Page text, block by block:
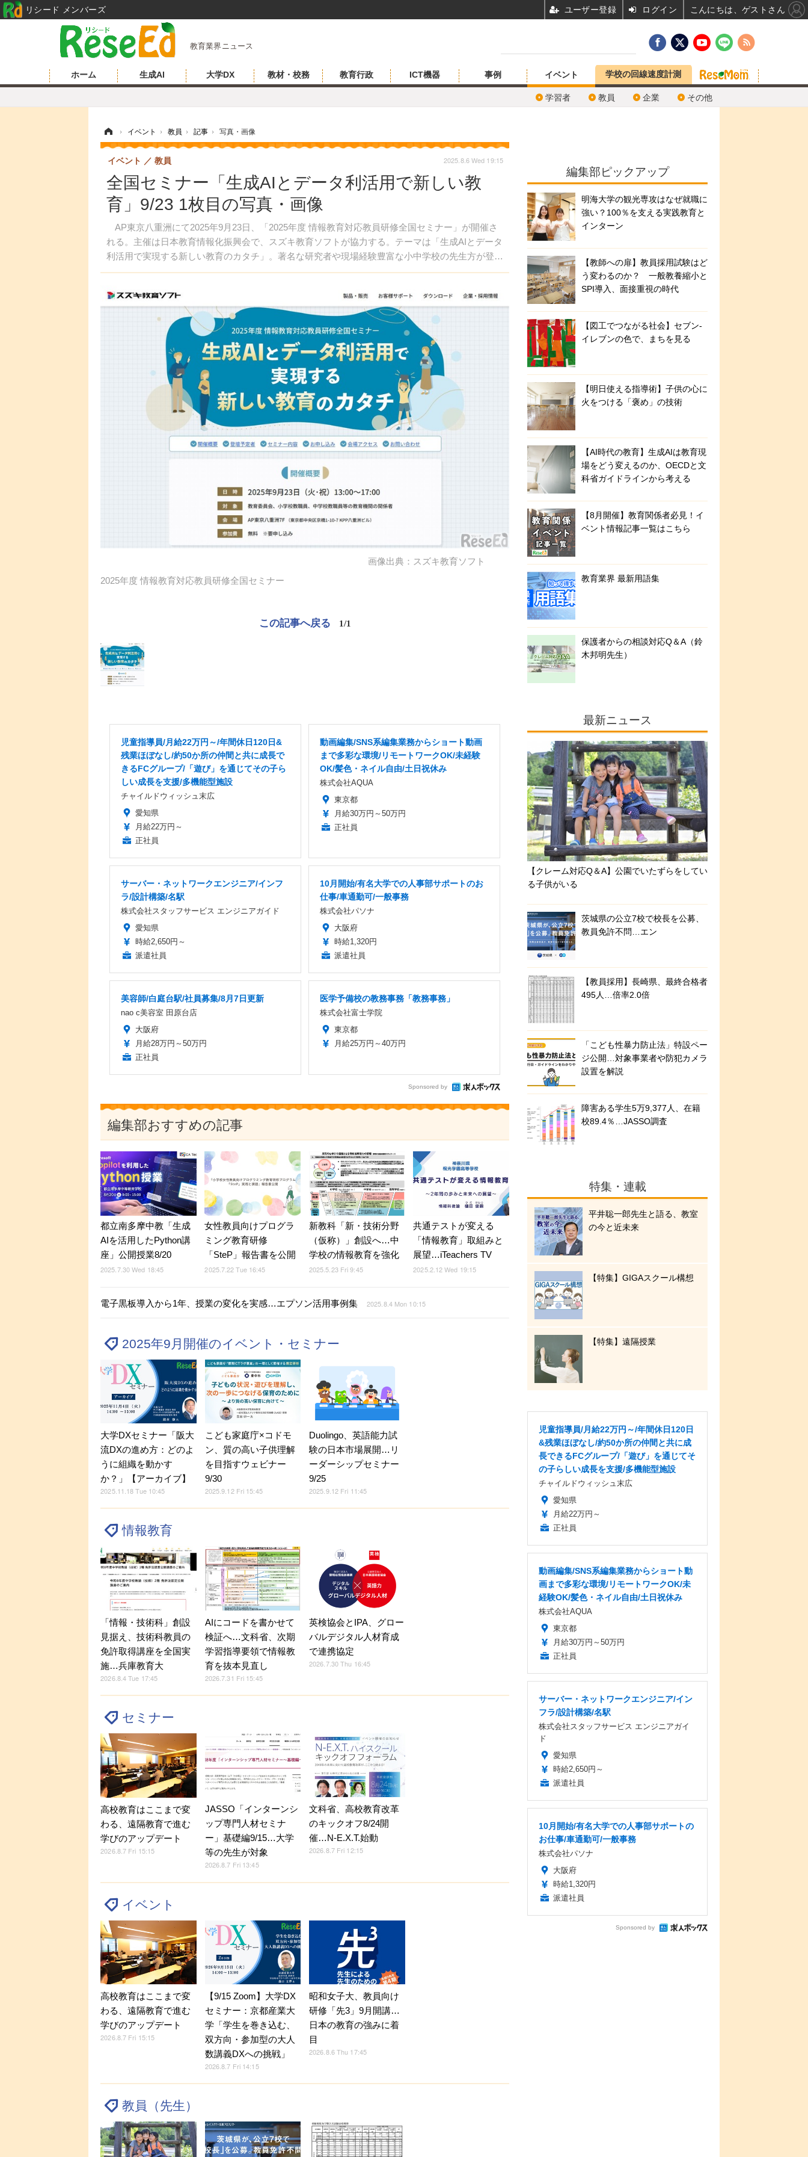
教育業界ニュース
ホーム 生成AI 大学DX 教材・校務 教育行政 ICT機器 事例 イベント
学習者 教員 企業 その他
学校の回線速度計測
› イベント › 教員 › 記事 › 写真・画像
全国セミナー「生成AIとデータ利活用で新しい教
育」9/23 1枚目の写真・画像
AP東京八重洲にて2025年9月23日、「2025年度 情報教育対応教員研修全国セミナー」が開催さ
れる。主催は日本教育情報化振興会で、スズキ教育ソフトが協力する。テーマは「生成AIとデータ
利活用で実現する新しい教育のカタチ」。著名な研究者や現場経験豊富な小中学校の先生方が登壇
し、実践発表やワークショップを行う。
イベント 教員 2025.8.6 Wed 19:15
画像出典：スズキ教育ソフト
2025年度 情報教育対応教員研修全国セミナー
この記事へ戻る 1/1
児童指導員/月給22万円～/年間休日120日&
残業ほぼなし/約50か所の仲間と共に成長で
きるFCグループ/「遊び」を通じてその子ら
しい成長を支援/多機能型施設
チャイルドウィッシュ末広
愛知県
月給22万円～
正社員
動画編集/SNS系編集業務からショート動画
まで多彩な環境/リモートワークOK/未経験
OK/髪色・ネイル自由/土日祝休み
株式会社AQUA
東京都
月給30万円～50万円
正社員
サーバー・ネットワークエンジニア/インフ
ラ/設計構築/名駅
株式会社スタッフサービス エンジニアガイド
愛知県
時給2,650円～
派遣社員
10月開始/有名大学での人事部サポートのお
仕事/車通勤可/一般事務
株式会社パソナ
大阪府
時給1,320円
派遣社員
美容師/白庭台駅/社員募集/8月7日更新
nao c美容室 田原台店
大阪府
月給28万円～50万円
正社員
医学予備校の教務事務「教務事務」
株式会社富士学院
東京都
月給25万円～40万円
Sponsored by
編集部おすすめの記事
都立南多摩中教「生成
AIを活用したPython講
座」公開授業8/20
2025.7.30 Wed 18:45
女性教員向けプログラ
ミング教育研修
「SteP」報告書を公開
2025.7.22 Tue 16:45
新教科「新・技術分野
（仮称）」創設へ…中
学校の情報教育を強化
2025.5.23 Fri 9:45
共通テストが変える
「情報教育」取組みと
展望…iTeachers TV
2025.2.12 Wed 19:15
電子黒板導入から1年、授業の変化を実感…エプソン活用事例集 2025.8.4 Mon 10:15
2025年9月開催のイベント・セミナー
大学DXセミナー「阪大
流DXの進め方：どのよ
うに組織を動かす
か？」【アーカイブ】
2025.11.18 Tue 10:45
こども家庭庁×コドモ
ン、質の高い子供理解
を目指すウェビナー
9/30
2025.9.12 Fri 15:45
Duolingo、英語能力試
験の日本市場展開…リ
ーダーシップセミナー
9/25
2025.9.12 Fri 11:45
情報教育
「情報・技術科」創設
見据え、技術科教員の
免許取得講座を全国実
施…兵庫教育大
2026.8.4 Tue 17:45
AIにコードを書かせて
検証へ…文科省、次期
学習指導要領で情報教
育を抜本見直し
2026.7.31 Fri 15:45
英検協会とIPA、グロー
バルデジタル人材育成
で連携協定
2026.7.30 Thu 16:45
セミナー
高校教育はここまで変
わる、遠隔教育で進む
学びのアップデート
2026.8.7 Fri 15:15
JASSO「インターンシ
ップ専門人材セミナ
ー」基礎編9/15…大学
等の先生が対象
2026.8.7 Fri 13:45
文科省、高校教育改革
のキックオフ8/24開
催…N-E.X.T.始動
2026.8.7 Fri 12:15
イベント
高校教育はここまで変
わる、遠隔教育で進む
学びのアップデート
2026.8.7 Fri 15:15
【9/15 Zoom】大学DX
セミナー：京都産業大
学「学生を巻き込む、
双方向・参加型の大人
数講義DXへの挑戦」
2026.8.7 Fri 14:15
昭和女子大、教員向け
研修「先3」9月開講…
日本の教育の強みに着
目
2026.8.6 Thu 17:45
教員（先生）
編集部ピックアップ
明海大学の観光専攻はなぜ就職に
強い？100％を支える実践教育と
インターン
【教師への扉】教員採用試験はど
う変わるのか？ 一般教養縮小と
SPI導入、面接重視の時代
【図工でつながる社会】セブン‐
イレブンの色で、まちを見る
【明日使える指導術】子供の心に
火をつける「褒め」の技術
【AI時代の教育】生成AIは教育現
場をどう変えるのか、OECDと文
科省ガイドラインから考える
【8月開催】教育関係者必見！イ
ベント情報記事一覧はこちら
教育業界 最新用語集
保護者からの相談対応Q＆A（鈴
木邦明先生）
最新ニュース
【クレーム対応Q＆A】公園でいたずらをしてい
る子供がいる
茨城県の公立7校で校長を公募、
教員免許不問…エン
【教員採用】長崎県、最終合格者
495人…倍率2.0倍
「こども性暴力防止法」特設ペー
ジ公開…対象事業者や防犯カメラ
設置を解説
障害ある学生5万9,377人、在籍
校89.4％…JASSO調査
特集・連載
平井聡一郎先生と語る、教室
の今と近未来
【特集】GIGAスクール構想
【特集】遠隔授業
児童指導員/月給22万円～/年間休日120日
&残業ほぼなし/約50か所の仲間と共に成
長できるFCグループ/「遊び」を通じてそ
の子らしい成長を支援/多機能型施設
チャイルドウィッシュ末広
愛知県
月給22万円～
正社員
動画編集/SNS系編集業務からショート動
画まで多彩な環境/リモートワークOK/未
経験OK/髪色・ネイル自由/土日祝休み
株式会社AQUA
東京都
月給30万円～50万円
正社員
サーバー・ネットワークエンジニア/イン
フラ/設計構築/名駅
株式会社スタッフサービス エンジニアガイ
ド
愛知県
時給2,650円～
派遣社員
10月開始/有名大学での人事部サポートの
お仕事/車通勤可/一般事務
株式会社パソナ
大阪府
時給1,320円
派遣社員
Sponsored by
リシード メンバーズ ユーザー登録 ログイン こんにちは、ゲストさん